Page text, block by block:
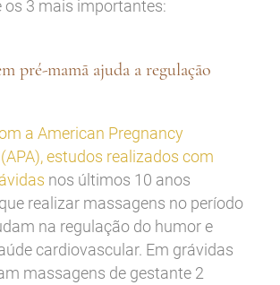
os 3 mais importantes:
pré-mamã ajuda a regulação
a American Pregnancy
estudos realizados com
nos últimos 10 anos
realizar massagens no período
na regulação do humor e
cardiovascular. Em grávidas
massagens de gestante 2